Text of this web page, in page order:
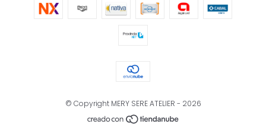
© Copyright MERY SERE ATELIER - 2026